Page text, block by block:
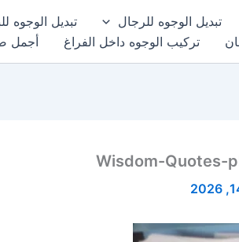
تبديل الوجوه للرجال تبديل الوجوه
تركيب الوجوه داخل الفراغ أجمل
Wisdom-Quotes-